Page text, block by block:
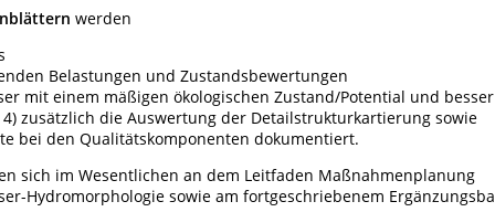
werden
Belastungen und Zustandsbewertungen
mit einem mäßigen ökologischen Zustand/Potential und besser
zusätzlich die Auswertung der Detailstrukturkartierung sowie
bei den Qualitätskomponenten dokumentiert.
sich im Wesentlichen an dem Leitfaden Maßnahmenplanung
Hydromorphologie sowie am fortgeschriebenem